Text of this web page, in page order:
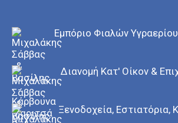
Εμπόριο Φιαλών
Διανομή Κατ' Οίκον &
Ξενοδοχεία, Εστιατόρια,